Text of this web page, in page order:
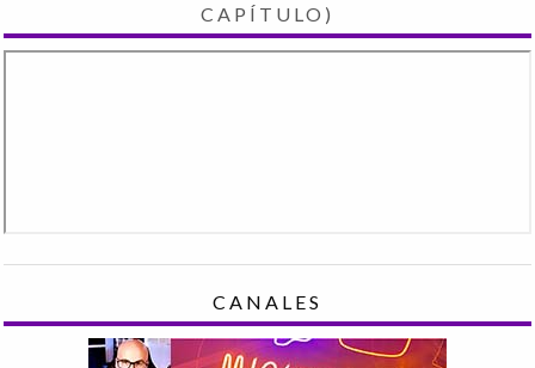
CAPÍTULO)
CANALES